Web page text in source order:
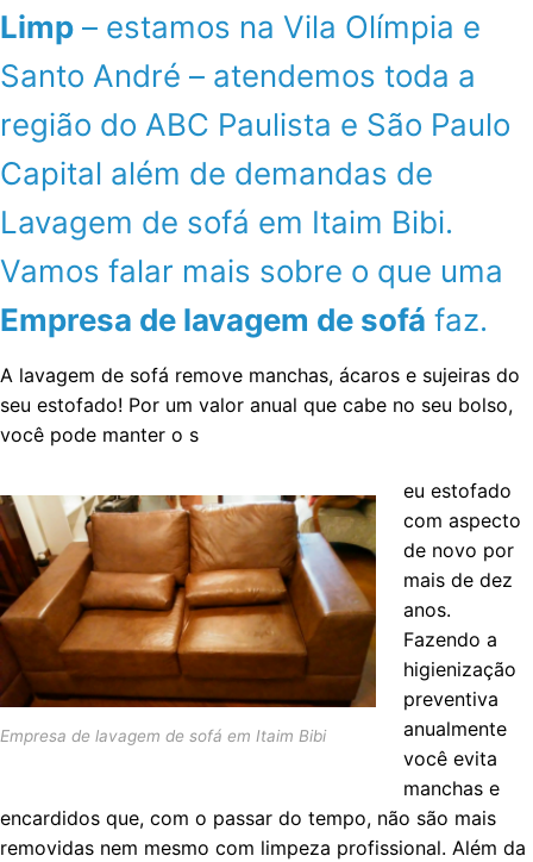
Limp – estamos na Vila Olímpia e
Santo André – atendemos toda a
região do ABC Paulista e São Paulo
Capital além de demandas de
Lavagem de sofá em Itaim Bibi.
Vamos falar mais sobre o que uma
Empresa de lavagem de sofá faz.
A lavagem de sofá remove manchas, ácaros e sujeiras do
seu estofado! Por um valor anual que cabe no seu bolso,
você pode manter o s
Empresa de lavagem de sofá em Itaim Bibi
eu estofado
com aspecto
de novo por
mais de dez
anos.
Fazendo a
higienização
preventiva
anualmente
você evita
manchas e
encardidos que, com o passar do tempo, não são mais
removidas nem mesmo com limpeza profissional. Além da